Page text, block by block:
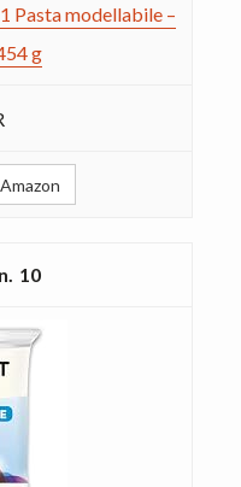
Pasta modellabile –
g
10